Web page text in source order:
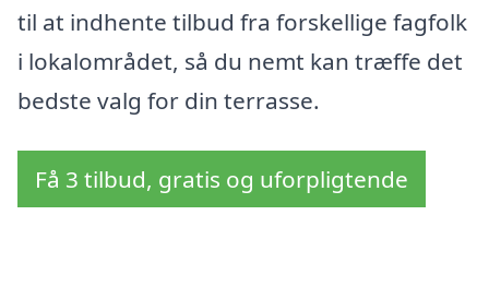
til at indhente tilbud fra forskellige fagfolk
i lokalområdet, så du nemt kan træffe det
bedste valg for din terrasse.
Få 3 tilbud, gratis og uforpligtende